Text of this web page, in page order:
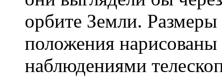
орбите Земли.
положения нарисованы
наблюдениями